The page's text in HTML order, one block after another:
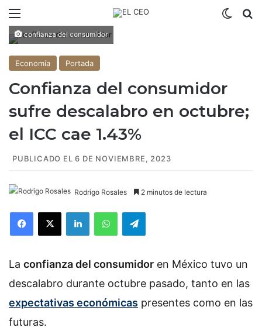
confianza del consumidor
Economía Portada
Confianza del consumidor
sufre descalabro en octubre;
el ICC cae 1.43%
PUBLICADO EL 6 DE NOVIEMBRE, 2023
Rodrigo Rosales 2 minutos de lectura
La confianza del consumidor en México tuvo un
descalabro durante octubre pasado, tanto en las
expectativas económicas presentes como en las
futuras.